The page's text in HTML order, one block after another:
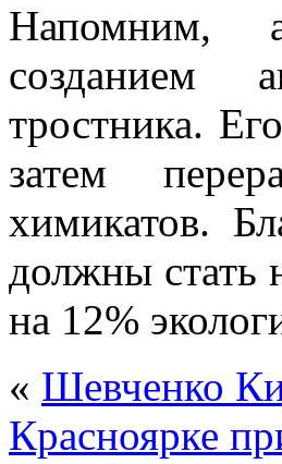
Напомним,
созданием
тростника.
затем
химикатов.
должны стать
на 12%
« Шевченко
Красноярке